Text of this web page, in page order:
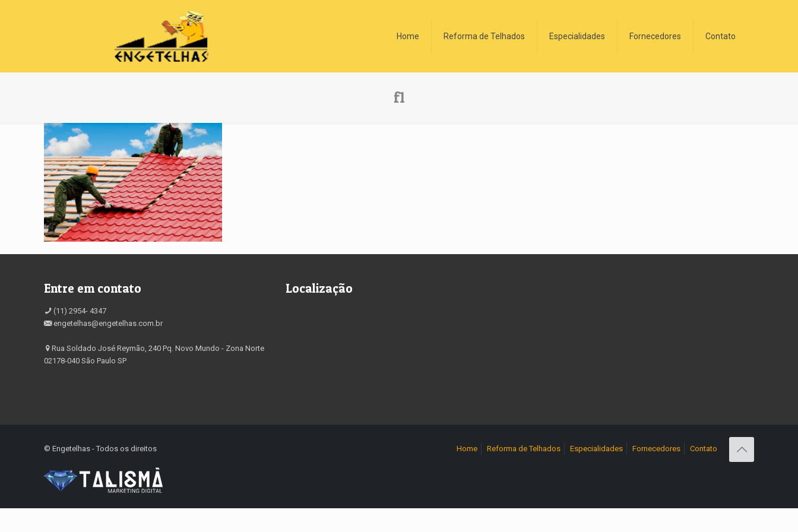
Home Reforma de Telhados Especialidades Fornecedores Contato
f1
Entre em contato
(11) 2954- 4347
engetelhas@engetelhas.com.br
Rua Soldado José Reymão, 240 Pq. Novo Mundo - Zona Norte
02178-040 São Paulo SP
Localização
©️ Engetelhas - Todos os direitos Home Reforma de Telhados Especialidades Fornecedores Contato